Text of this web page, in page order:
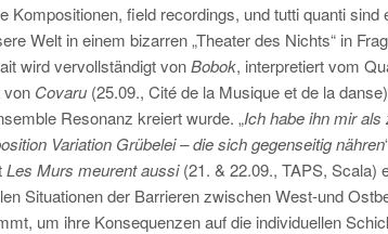
Kompositionen, field recordings, und tutti quanti sind
Welt in einem bizarren „Theater des Nichts“ in
wird vervollständigt vonBobok, interpretiert vom
von Covaru (25.09., Cité de la Musique et de la
Resonanz kreiert wurde. „Ich habe ihn mir
Variation Grübelei – die sich gegenseitig nähren
Les Murs meurent aussi(21. & 22.09., TAPS, Scala)
Situationen der Barrieren zwischen West-und
um ihre Konsequenzen auf die individuellen